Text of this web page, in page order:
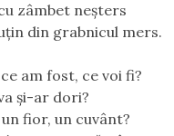
zâmbet neşters
din grabnicul mers.
am fost, ce voi fi?
şi-ar dori?
fior, un cuvânt?